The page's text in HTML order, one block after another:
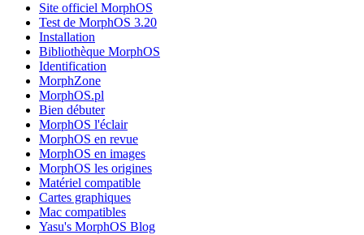
Site officiel MorphOS
Test de MorphOS 3.20
Installation
Bibliothèque MorphOS
Identification
MorphZone
MorphOS.pl
Bien débuter
MorphOS l'éclair
MorphOS en revue
MorphOS en images
MorphOS les origines
Matériel compatible
Cartes graphiques
Mac compatibles
Yasu's MorphOS Blog